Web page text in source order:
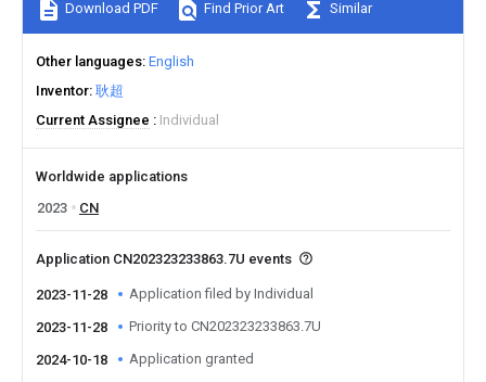
Download PDF Find Prior Art Similar
Other languages English
Inventor 耿超
Current Assignee
Individual
Worldwide applications
2023
CN
Application CN202323233863.7U events
2023-11-28 Application filed by Individual
2023-11-28 Priority to CN202323233863.7U
2024-10-18 Application granted